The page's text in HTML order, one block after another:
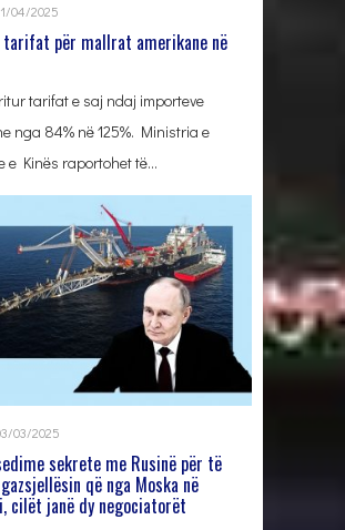
04/2025
për mallrat amerikane në
tarifat e saj ndaj importeve
nga 84% në 125%. Ministria e
e Kinës raportohet të…
03/2025
sekrete me Rusinë për të
që nga Moska në
cilët janë dy negociatorët